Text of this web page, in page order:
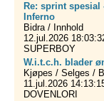
Re: sprint spesial
Inferno
Bidra / Innhold
12.jul.2026
SUPERBOY
W.i.t.c.h. blader
Kjøpes / Selges /
11.jul.2026
DOVENLORI